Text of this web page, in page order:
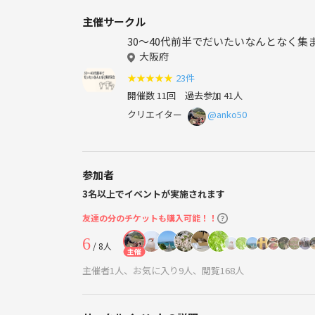
主催サークル
30〜40代前半でだいたいなんとなく集
大阪府
★★★★★ 23件
開催数 11回 過去参加 41人
クリエイター
@anko50
参加者
3名以上でイベントが実施されます
友達の分のチケットも購入可能！！
6/ 8人 主催
主催者1人、お気に入り9人、閲覧168人